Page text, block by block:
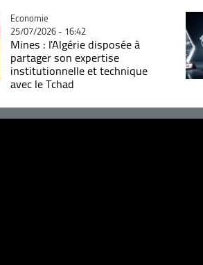
Catégorie
Economie
25/07/2026 - 16:42
Mines : l'Algérie disposée à
partager son expertise
institutionnelle et technique
avec le Tchad